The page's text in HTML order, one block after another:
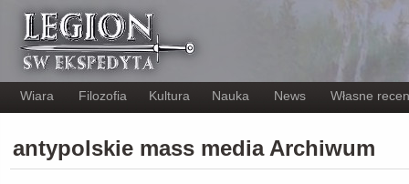
Wiara Filozofia Kultura Nauka News Własne
antypolskie mass media Archiwum